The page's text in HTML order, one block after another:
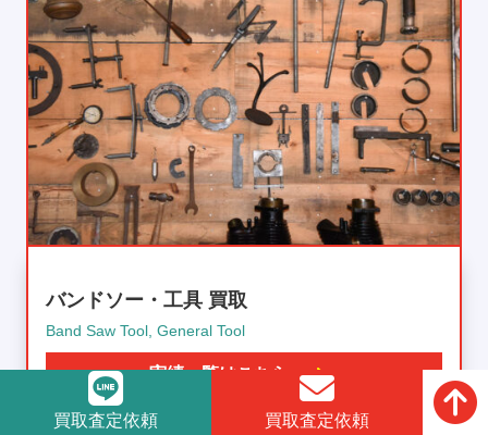
バンドソー・工具 買取
Band Saw Tool, General Tool
実績一覧はこちら
買取査定依頼 買取査定依頼